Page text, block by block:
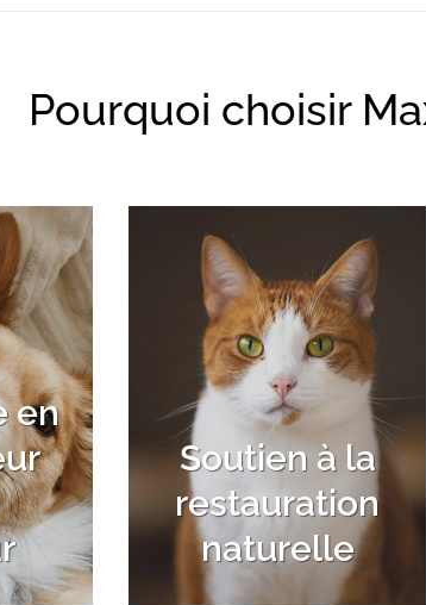
Pourquoi choisir
en
Soutien à la
restauration
naturelle